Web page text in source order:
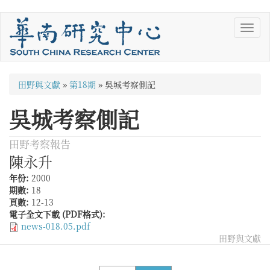
您
在
這
裡
田野與文獻 » 第18期 » 吳城考察側記
吳城考察側記
田野考察報告
陳永升
年份: 2000
期數: 18
頁數: 12-13
電子全文下載 (PDF格式):
news-018.05.pdf
田野與文獻